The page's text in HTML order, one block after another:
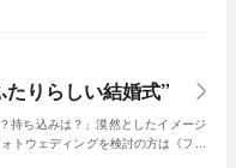
りらしい結婚式”
持ち込みは？」漠然としたイメージ
トウェディングを検討の方は《フォ